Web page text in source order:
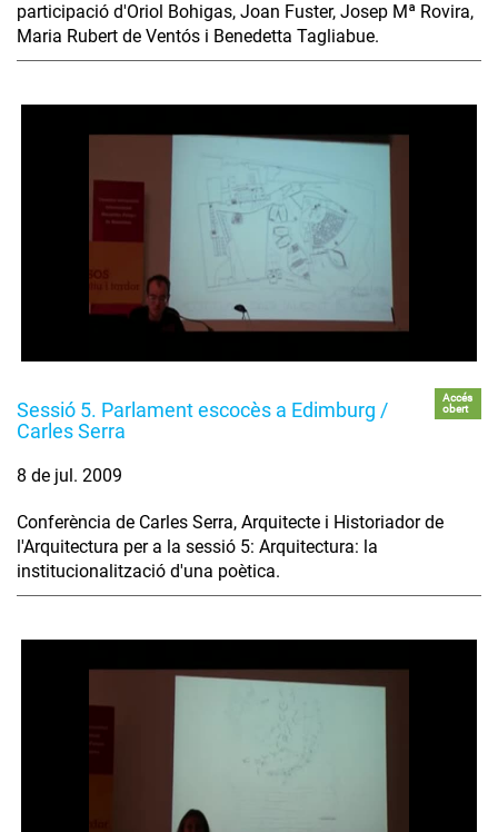
participació d'Oriol Bohigas, Joan Fuster, Josep Mª Rovira,
Maria Rubert de Ventós i Benedetta Tagliabue.
Sessió 5. Parlament escocès a Edimburg /
Carles Serra
Accés
obert
8 de jul. 2009
Conferència de Carles Serra, Arquitecte i Historiador de
l'Arquitectura per a la sessió 5: Arquitectura: la
institucionalització d'una poètica.